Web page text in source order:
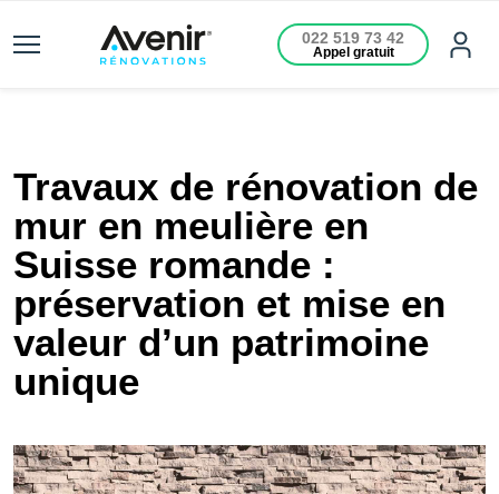
022 519 73 42
Appel gratuit
Travaux de rénovation de
mur en meulière en
Suisse romande :
préservation et mise en
valeur d’un patrimoine
unique